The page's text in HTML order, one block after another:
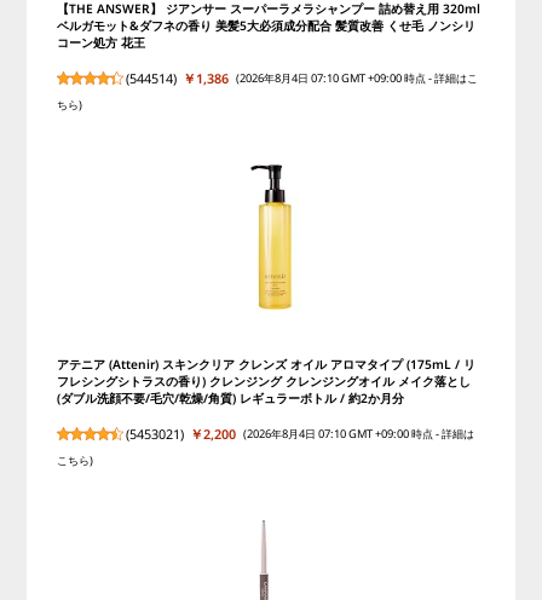
【THE ANSWER】 ジアンサー スーパーラメラシャンプー 詰め替え用 320ml
ベルガモット&ダフネの香り 美髪5大必須成分配合 髪質改善 くせ毛 ノンシリ
コーン処方 花王
(544514) ￥1,386 (2026年8月4日 07:10 GMT +09:00 時点 -詳細はこ
ちら)
アテニア (Attenir) スキンクリア クレンズ オイル アロマタイプ (175mL / リ
フレシングシトラスの香り) クレンジング クレンジングオイル メイク落とし
(ダブル洗顔不要/毛穴/乾燥/角質) レギュラーボトル / 約2か月分
(5453021) ￥2,200 (2026年8月4日 07:10 GMT +09:00 時点 -詳細は
こちら)